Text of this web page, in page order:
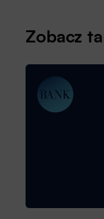
Zobacz